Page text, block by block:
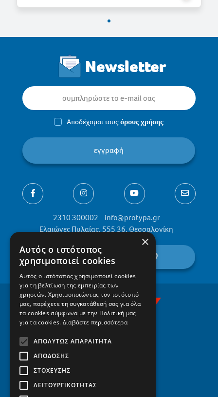
Newsletter
Αποδέχομαι τουςόρους χρήσης
εγγραφή
2310 300002
info@protypa.gr
Ελαιώνες Πυλαίας, 555 36, Θεσσαλονίκη
βρείτε μας στον χάρτη
×
Αυτός ο ιστότοπος
χρησιμοποιεί cookies
Αυτός ο ιστότοπος χρησιμοποιεί cookies
για τη βελτίωση της εμπειρίας των
χρηστών. Χρησιμοποιώντας τον ιστότοπό
μας, παρέχετε τη συγκατάθεσή σας για όλα
τα cookies σύμφωνα με την Πολιτική μας
για τα cookies. Διαβάστε περισσότερα
ΑΠΟΛΎΤΩΣ ΑΠΑΡΑΊΤΗΤΑ
ΑΠΌΔΟΣΗΣ
ΣΤΌΧΕΥΣΗΣ
ΛΕΙΤΟΥΡΓΙΚΌΤΗΤΑΣ